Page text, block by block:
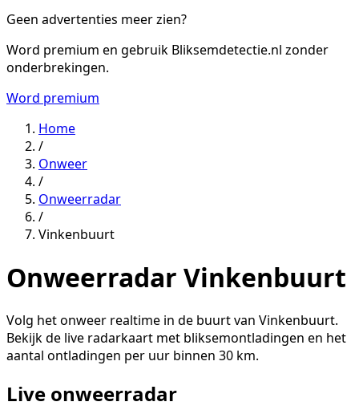
Geen advertenties meer zien?
Word premium en gebruik Bliksemdetectie.nl zonder
onderbrekingen.
Word premium
Home
/
Onweer
/
Onweerradar
/
Vinkenbuurt
Onweerradar Vinkenbuurt
Volg het onweer realtime in de buurt van Vinkenbuurt.
Bekijk de live radarkaart met bliksemontladingen en het
aantal ontladingen per uur binnen 30 km.
Live onweerradar